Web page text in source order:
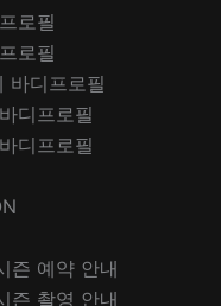
로필
로필
바디프로필
디프로필
디프로필
즌 예약 안내
즌 촬영 안내